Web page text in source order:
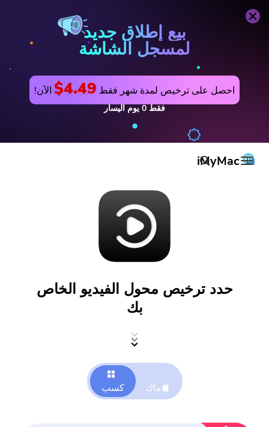
بيع إطلاق جديد
لمسجل الشاشة
احصل على ترخيص لمدة شهر فقط $4.49 الآن!
فقط0 يوماليسار
iMyMac
PowerUninstall
شاشة مسجل
حدد ترخيص محول الفيديو الخاص
بك
ماك كسب